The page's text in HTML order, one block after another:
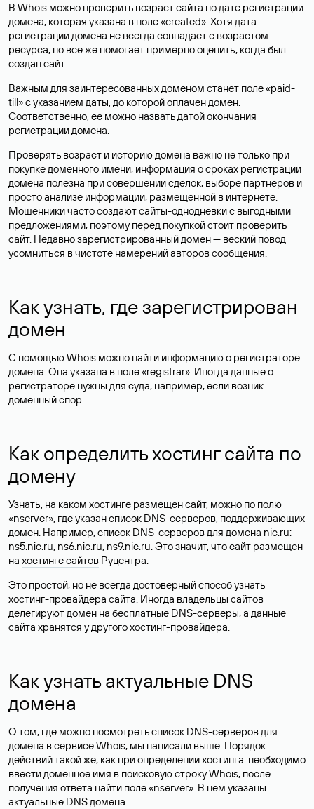
В Whois можно проверить возраст сайта по дате регистрации
домена, которая указана в поле «created». Хотя дата
регистрации домена не всегда совпадает с возрастом
ресурса, но все же помогает примерно оценить, когда был
создан сайт.
Важным для заинтересованных доменом станет поле «paid-
till» с указанием даты, до которой оплачен домен.
Соответственно, ее можно назвать датой окончания
регистрации домена.
Проверять возраст и историю домена важно не только при
покупке доменного имени, информация о сроках регистрации
домена полезна при совершении сделок, выборе партнеров и
просто анализе информации, размещенной в интернете.
Мошенники часто создают сайты-однодневки с выгодными
предложениями, поэтому перед покупкой стоит проверить
сайт. Недавно зарегистрированный домен — веский повод
усомниться в чистоте намерений авторов сообщения.
Как узнать, где зарегистрирован
домен
С помощью Whois можно найти информацию о регистраторе
домена. Она указана в поле «registrar». Иногда данные о
регистраторе нужны для суда, например, если возник
доменный спор.
Как определить хостинг сайта по
домену
Узнать, на каком хостинге размещен сайт, можно по полю
«nserver», где указан список DNS-серверов, поддерживающих
домен. Например, список DNS-серверов для домена nic.ru:
ns5.nic.ru, ns6.nic.ru, ns9.nic.ru. Это значит, что сайт размещен
на хостинге сайтов Руцентра.
Это простой, но не всегда достоверный способ узнать
хостинг-провайдера сайта. Иногда владельцы сайтов
делегируют домен на бесплатные DNS-серверы, а данные
сайта хранятся у другого хостинг-провайдера.
Как узнать актуальные DNS
домена
О том, где можно посмотреть список DNS-серверов для
домена в сервисе Whois, мы написали выше. Порядок
действий такой же, как при определении хостинга: необходимо
ввести доменное имя в поисковую строку Whois, после
получения ответа найти поле «nserver». В нем указаны
актуальные DNS домена.